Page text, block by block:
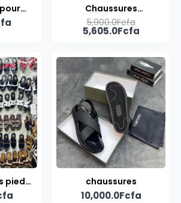
Chaussures
d'hommes
5,900.0Fcfa
5,605.0Fcfa
pieds
chaussures
10,000.0Fcfa